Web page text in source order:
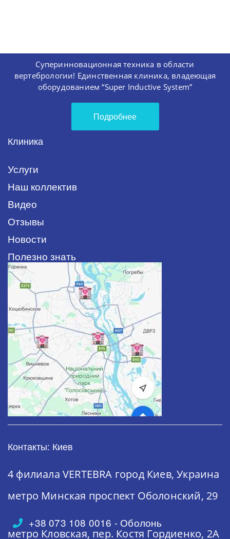
Суперинновационная техника в области
вертебрологии! Единственная клиника, владеющая
оборудованием “Super Inductive System”
Подробнее
Клиника
Услуги
Наш коллектив
Видео
Отзывы
Новости
Полезно знать
Контакты: Киев
4 филиала VERTEBRA город Киев, Украина
метро Минская проспект Оболонский, 29
+38 073 108 0016 - Оболонь
метро Кловская, пер. Костя Гордиенко, 2А